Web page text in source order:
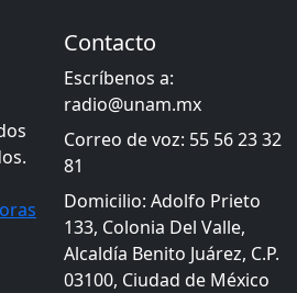
Contacto
Escríbenos a:
radio@unam.mx
Correo de voz: 55 56 23 32
81
Domicilio: Adolfo Prieto
133, Colonia Del Valle,
Alcaldía Benito Juárez, C.P.
03100, Ciudad de México